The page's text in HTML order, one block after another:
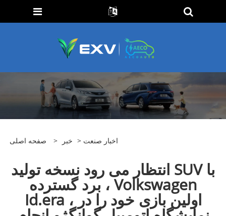
صفحه اصلی > خبر > اخبار صنعت
انتظار می رود نسخه تولید SUV با
برد گسترده ، Volkswagen
Id.era ، اولین بازی خود را در